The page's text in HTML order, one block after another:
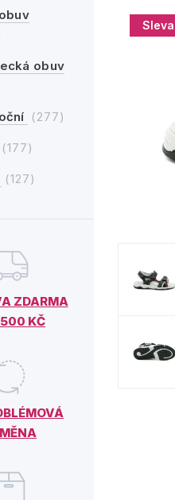
obuv
(277)
(177)
(127)
ZDARMA
500 KČ
Sleva